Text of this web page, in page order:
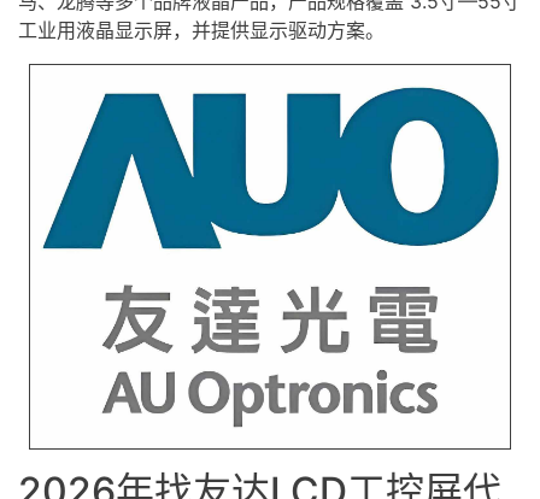
工业用液晶显示屏，并提供显示驱动方案。